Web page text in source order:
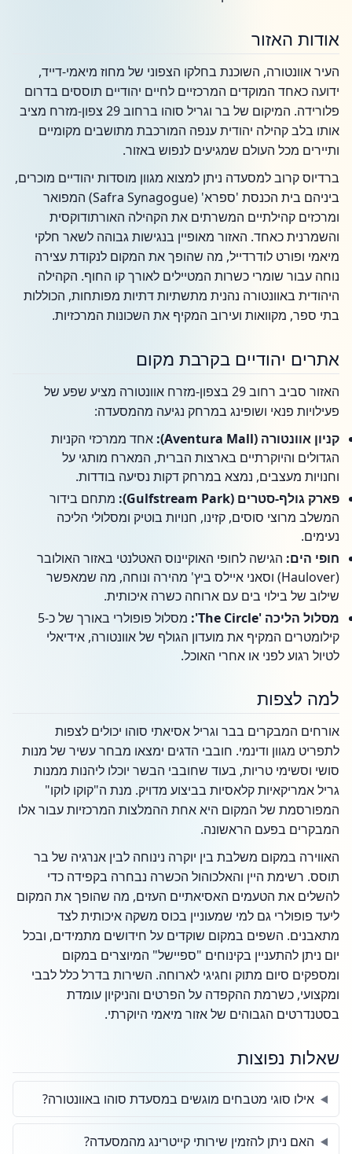
אודות האזור
העיר אוונטורה, השוכנת בחלקו הצפוני של מחוז מיאמי-דייד,
ידועה כאחד המוקדים המרכזיים לחיים יהודיים תוססים בדרום
פלורידה. המיקום של בר וגריל סוהו ברחוב 29 צפון-מזרח מציב
אותו בלב קהילה יהודית ענפה המורכבת מתושבים מקומיים
ותיירים מכל העולם שמגיעים לנפוש באזור.
ברדיוס קרוב למסעדה ניתן למצוא מגוון מוסדות יהודיים מוכרים,
ביניהם בית הכנסת 'ספרא' (Safra Synagogue) המפואר
ומרכזים קהילתיים המשרתים את הקהילה האורתודוקסית
והשמרנית כאחד. האזור מאופיין בנגישות גבוהה לשאר חלקי
מיאמי ופורט לודרדייל, מה שהופך את המקום לנקודת עצירה
נוחה עבור שומרי כשרות המטיילים לאורך קו החוף. הקהילה
היהודית באוונטורה נהנית מתשתיות דתיות מפותחות, הכוללות
בתי ספר, מקוואות ועירוב המקיף את השכונות המרכזיות.
אתרים יהודיים בקרבת מקום
האזור סביב רחוב 29 בצפון-מזרח אוונטורה מציע שפע של
פעילויות פנאי ושופינג במרחק נגיעה מהמסעדה:
קניון אוונטורה (Aventura Mall):
אחד ממרכזי הקניות
הגדולים והיוקרתיים בארצות הברית, המארח מותגי על
וחנויות מעצבים, נמצא במרחק דקות נסיעה בודדות.
פארק גולף-סטרים (Gulfstream Park):
מתחם בידור
המשלב מרוצי סוסים, קזינו, חנויות בוטיק ומסלולי הליכה
נעימים.
חופי הים: הגישה לחופי האוקיינוס האטלנטי באזור האולובר
(Haulover) וסאני איילס ביץ' מהירה ונוחה, מה שמאפשר
שילוב של בילוי בים עם ארוחה כשרה איכותית.
מסלול הליכה 'The Circle':
מסלול פופולרי באורך של כ-5
קילומטרים המקיף את מועדון הגולף של אוונטורה, אידיאלי
לטיול רגוע לפני או אחרי האוכל.
למה לצפות
אורחים המבקרים בבר וגריל אסיאתי סוהו יכולים לצפות
לתפריט מגוון ודינמי. חובבי הדגים ימצאו מבחר עשיר של מנות
סושי וסשימי טריות, בעוד שחובבי הבשר יוכלו ליהנות ממנות
גריל אמריקאיות קלאסיות בביצוע מדויק. מנת ה"קוקו לוקו"
המפורסמת של המקום היא אחת ההמלצות המרכזיות עבור אלו
המבקרים בפעם הראשונה.
האווירה במקום משלבת בין יוקרה נינוחה לבין אנרגיה של בר
תוסס. רשימת היין והאלכוהול הכשרה נבחרה בקפידה כדי
להשלים את הטעמים האסיאתיים העזים, מה שהופך את המקום
ליעד פופולרי גם למי שמעוניין בכוס משקה איכותית לצד
מתאבנים. השפים במקום שוקדים על חידושים מתמידים, ובכל
יום ניתן להתעניין בקינוחים "ספיישל" המיוצרים במקום
ומספקים סיום מתוק וחגיגי לארוחה. השירות בדרל כלל לבבי
ומקצועי, כשרמת ההקפדה על הפרטים והניקיון עומדת
בסטנדרטים הגבוהים של אזור מיאמי היוקרתי.
שאלות נפוצות
אילו סוגי מטבחים מוגשים במסעדת סוהו באוונטורה?
האם ניתן להזמין שירותי קייטרינג מהמסעדה?